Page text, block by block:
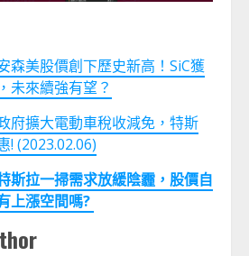
森美股價創下歷史新高！SiC獲
未來續強有望？
府擴大電動車稅收減免，特斯
! (2023.02.06)
斯拉一掃需求放緩陰霾，股價自
上漲空間嗎?